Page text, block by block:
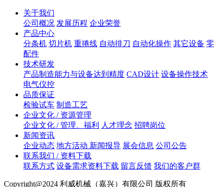
关于我们
公司概况 发展历程 企业荣誉
产品中心
分条机 切片机 重捲线 自动排刀 自动化操作 其它设备 零
配件
技术研发
产品制造能力与设备达到精度 CAD设计 设备操作技术
电气仪控
品质保证
检验试车 制造工艺
企业文化 / 资源管理
企业文化 / 管理、福利
人才理念 招聘岗位
新闻资讯
企业动态 地方活动 新闻报导 展会信息 公司公告
联系我们 / 资料下载
联系方式 设备需求资料下载 留言反馈 我们的客户群
Copyright@2024 利威机械（嘉兴）有限公司 版权所有